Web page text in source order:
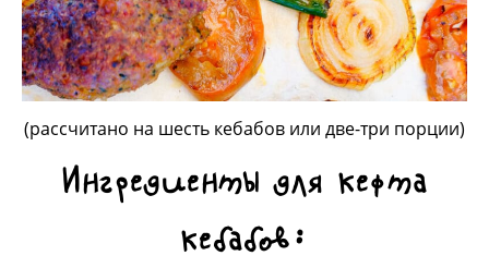
(рассчитано на шесть кебабов или две-три порции)
Ингредиенты для кефта
кебабов: